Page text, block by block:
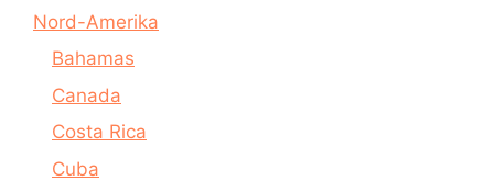
Nord-Amerika
Bahamas
Canada
Costa Rica
Cuba